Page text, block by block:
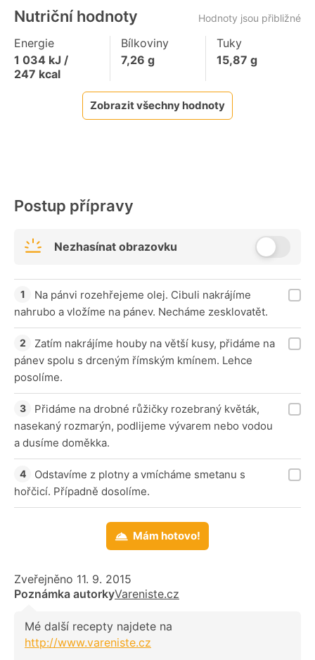
Nutriční hodnoty Hodnoty jsou přibližné
Energie
1 034 kJ /
247 kcal
Bílkoviny
7,26 g
Tuky
15,87 g
Zobrazit všechny hodnoty
Postup přípravy
Nezhasínat obrazovku
Na pánvi rozehřejeme olej. Cibuli nakrájíme
nahrubo a vložíme na pánev. Necháme zesklovatět.
Zatím nakrájíme houby na větší kusy, přidáme na
pánev spolu s drceným římským kmínem. Lehce
posolíme.
Přidáme na drobné růžičky rozebraný květák,
nasekaný rozmarýn, podlijeme vývarem nebo vodou
a dusíme doměkka.
Odstavíme z plotny a vmícháme smetanu s
hořčicí. Případně dosolíme.
Mám hotovo!
Zveřejněno 11. 9. 2015
Poznámka autorkyVareniste.cz
Mé další recepty najdete na
http://www.vareniste.cz